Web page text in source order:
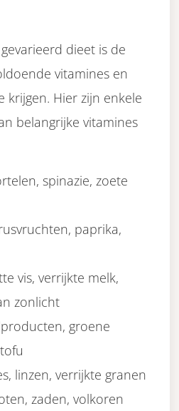
dieet is de
vitamines en
krijgen. Hier zijn enkele
belangrijke vitamines
spinazie, zoete
paprika,
vis, verrijkte melk,
zonlicht
groene
linzen, verrijkte granen
zaden, volkoren